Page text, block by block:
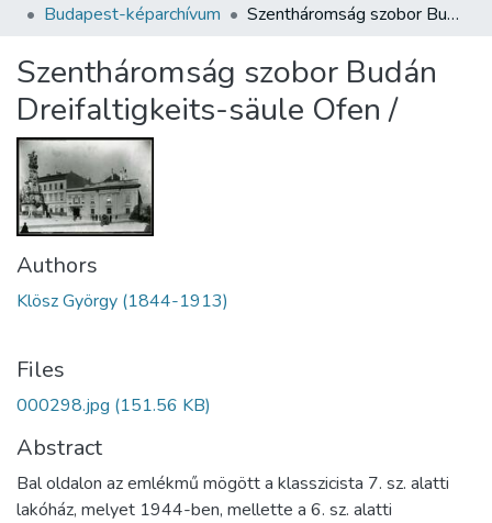
Statistics
About us
Budapest-képarchívum
Szentháromság szobor Budán Dreifaltigkeits-säule Ofen /
Szentháromság szobor Budán
Dreifaltigkeits-säule Ofen /
Authors
Klösz György (1844-1913)
Files
000298.jpg (151.56 KB)
Abstract
Bal oldalon az emlékmű mögött a klasszicista 7. sz. alatti
lakóház, melyet 1944-ben, mellette a 6. sz. alatti